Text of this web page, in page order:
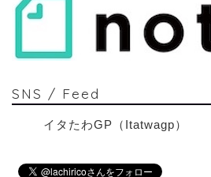
SNS / Feed
イタたわGP（Itatwagp）